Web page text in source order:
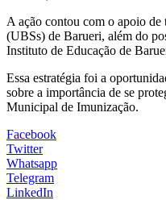
A ação contou com o apoio de
(UBSs) de Barueri, além do
Instituto de Educação de
Essa estratégia foi a
sobre a importância de se
Municipal de Imunização.
Facebook
Twitter
Whatsapp
Telegram
LinkedIn